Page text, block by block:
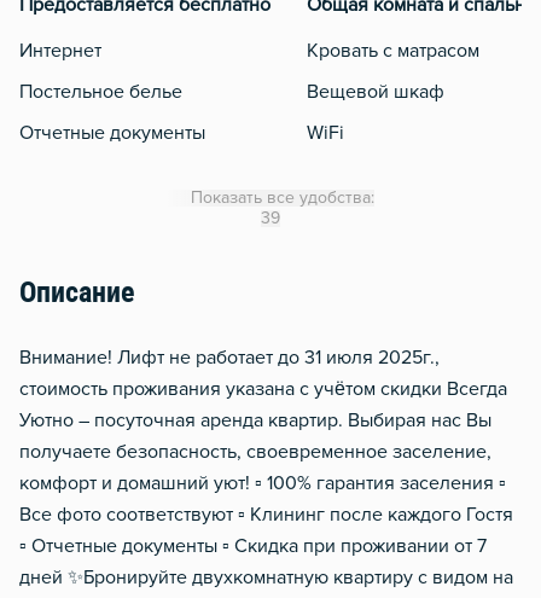
Предоставляется бесплатно
Интернет
Постельное белье
Отчетные документы
Общая комната и спальня
Кровать с матрасом
Вещевой шкаф
WiFi
Москитная сеть
Стол, рабочее место
Домофон
Чистящие средства
Металлическая дверь
Показать все удобства:
39
Описание
Внимание! Лифт не работает до 31 июля 2025г.,
стоимость проживания указана с учётом скидки Всегда
Уютно – посуточная аренда квартир. Выбирая нас Вы
получаете безопасность, своевременное заселение,
комфорт и домашний уют! ▫️ 100% гарантия заселения ▫️
Все фото соответствуют ▫️ Клининг после каждого Гостя
▫️ Отчетные документы ▫️ Скидка при проживании от 7
дней ✨Бронируйте двухкомнатную квартиру с видом на